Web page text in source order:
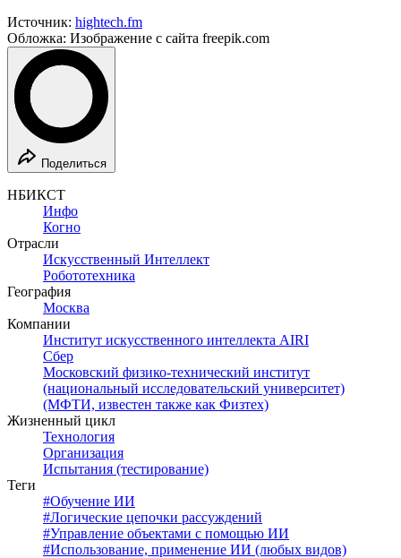
Источник: hightech.fm
Обложка: Изображение с сайта freepik.com
Поделиться
НБИКСТ
Инфо
Когно
Отрасли
Искусственный Интеллект
Робототехника
География
Москва
Компании
Институт искусственного интеллекта AIRI
Сбер
Московский физико-технический институт
(национальный исследовательский университет)
(МФТИ, известен также как Физтех)
Жизненный цикл
Технология
Организация
Испытания (тестирование)
Теги
#Обучение ИИ
#Логические цепочки рассуждений
#Управление объектами с помощью ИИ
#Использование, применение ИИ (любых видов)